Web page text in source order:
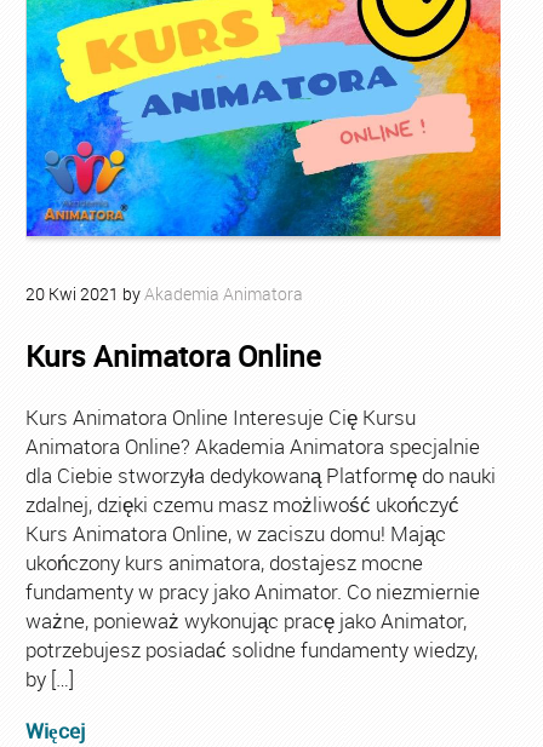
20 Kwi 2021 byAkademia Animatora
Kurs Animatora Online
Kurs Animatora Online Interesuje Cię Kursu
Animatora Online? Akademia Animatora specjalnie
dla Ciebie stworzyła dedykowaną Platformę do nauki
zdalnej, dzięki czemu masz możliwość ukończyć
Kurs Animatora Online, w zaciszu domu! Mając
ukończony kurs animatora, dostajesz mocne
fundamenty w pracy jako Animator. Co niezmiernie
ważne, ponieważ wykonując pracę jako Animator,
potrzebujesz posiadać solidne fundamenty wiedzy,
by […]
Więcej